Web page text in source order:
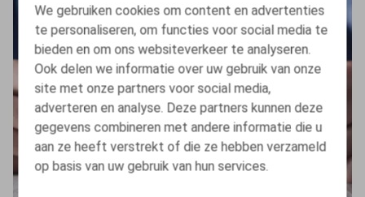
We gebruiken cookies om content en advertenties
te personaliseren, om functies voor social media te
bieden en om ons websiteverkeer te analyseren.
Ook delen we informatie over uw gebruik van onze
site met onze partners voor social media,
adverteren en analyse. Deze partners kunnen deze
gegevens combineren met andere informatie die u
aan ze heeft verstrekt of die ze hebben verzameld
op basis van uw gebruik van hun services.